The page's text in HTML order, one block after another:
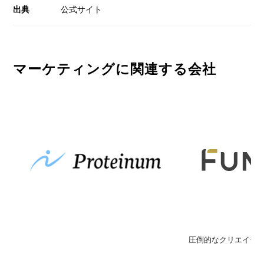
出典 公式サイト
マーケティングに関連する会社
圧倒的なクリエイテ